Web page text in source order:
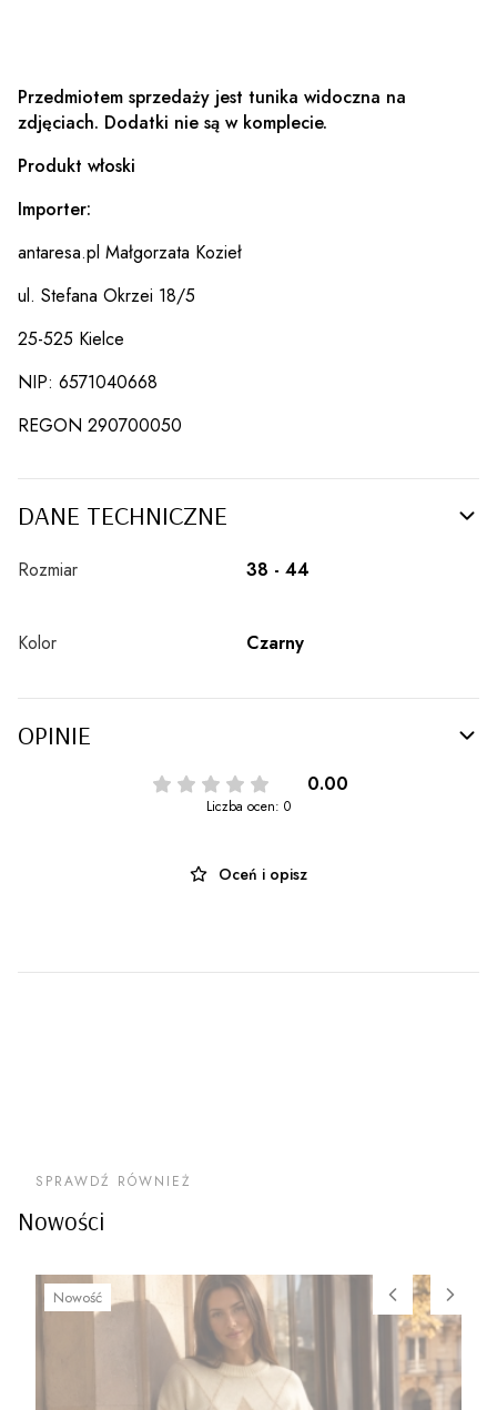
Przedmiotem sprzedaży jest tunika widoczna na
zdjęciach. Dodatki nie są w komplecie.
Produkt włoski
Importer:
antaresa.pl Małgorzata Kozieł
ul. Stefana Okrzei 18/5
25-525 Kielce
NIP: 6571040668
REGON 290700050
DANE TECHNICZNE
Rozmiar 38 - 44
Kolor Czarny
OPINIE
0.00
Liczba ocen: 0
Oceń i opisz
Nowości
SPRAWDŹ RÓWNIEŻ
Nowość